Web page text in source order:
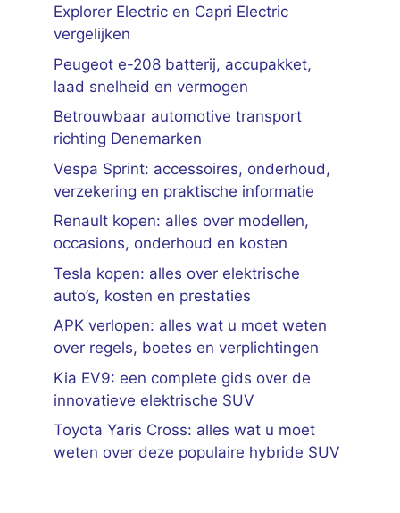
Explorer Electric en Capri Electric
vergelijken
Peugeot e-208 batterij, accupakket,
laad snelheid en vermogen
Betrouwbaar automotive transport
richting Denemarken
Vespa Sprint: accessoires, onderhoud,
verzekering en praktische informatie
Renault kopen: alles over modellen,
occasions, onderhoud en kosten
Tesla kopen: alles over elektrische
auto’s, kosten en prestaties
APK verlopen: alles wat u moet weten
over regels, boetes en verplichtingen
Kia EV9: een complete gids over de
innovatieve elektrische SUV
Toyota Yaris Cross: alles wat u moet
weten over deze populaire hybride SUV